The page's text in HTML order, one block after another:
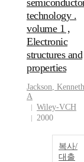
technology .
volume 1 ,
Electronic
structures and
properties
Jackson, Kenneth
A
Wiley-VCH
2000
복사/
대출